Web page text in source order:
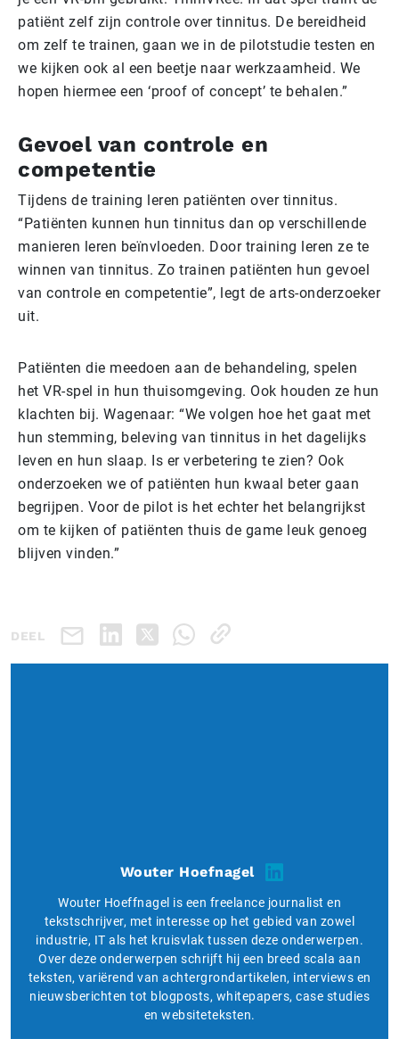
patiënt zelf zijn controle over tinnitus. De bereidheid
om zelf te trainen, gaan we in de pilotstudie testen en
we kijken ook al een beetje naar werkzaamheid. We
hopen hiermee een ‘proof of concept’ te behalen.”
Gevoel van controle en
competentie
Tijdens de training leren patiënten over tinnitus.
“Patiënten kunnen hun tinnitus dan op verschillende
manieren leren beïnvloeden. Door training leren ze te
winnen van tinnitus. Zo trainen patiënten hun gevoel
van controle en competentie”, legt de arts-onderzoeker
uit.
Patiënten die meedoen aan de behandeling, spelen
het VR-spel in hun thuisomgeving. Ook houden ze hun
klachten bij. Wagenaar: “We volgen hoe het gaat met
hun stemming, beleving van tinnitus in het dagelijks
leven en hun slaap. Is er verbetering te zien? Ook
onderzoeken we of patiënten hun kwaal beter gaan
begrijpen. Voor de pilot is het echter het belangrijkst
om te kijken of patiënten thuis de game leuk genoeg
blijven vinden.”
DEEL
Wouter Hoefnagel
Wouter Hoeffnagel is een freelance journalist en
tekstschrijver, met interesse op het gebied van zowel
industrie, IT als het kruisvlak tussen deze onderwerpen.
Over deze onderwerpen schrijft hij een breed scala aan
teksten, variërend van achtergrondartikelen, interviews en
nieuwsberichten tot blogposts, whitepapers, case studies
en websiteteksten.